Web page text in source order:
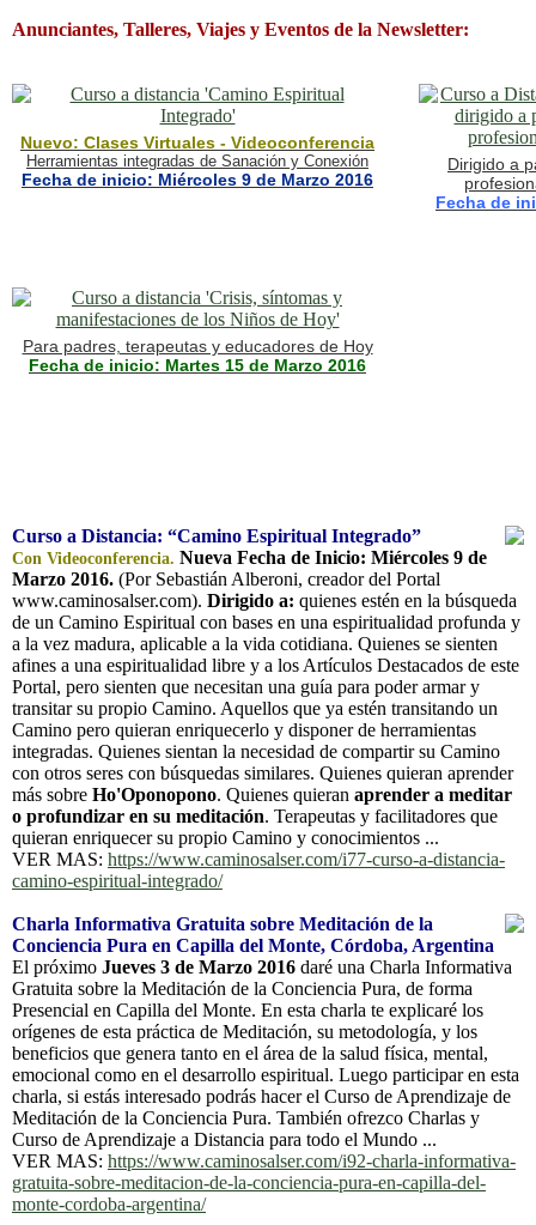
Anunciantes, Talleres, Viajes y Eventos de la Newsletter:
Nuevo: Clases Virtuales - Videoconferencia
Herramientas integradas de Sanación y Conexión
Fecha de inicio: Miércoles 9 de Marzo 2016
Dirigido a
Fecha de
Para padres, terapeutas y educadores de Hoy
Fecha de inicio: Martes 15 de Marzo 2016
Curso a Distancia: “Camino Espiritual Integrado”
Con Videoconferencia. Nueva Fecha de Inicio: Miércoles 9 de
Marzo 2016. (Por Sebastián Alberoni, creador del Portal
www.caminosalser.com). Dirigido a: quienes estén en la búsqueda
de un Camino Espiritual con bases en una espiritualidad profunda y
a la vez madura, aplicable a la vida cotidiana. Quienes se sienten
afines a una espiritualidad libre y a los Artículos Destacados de este
Portal, pero sienten que necesitan una guía para poder armar y
transitar su propio Camino. Aquellos que ya estén transitando un
Camino pero quieran enriquecerlo y disponer de herramientas
integradas. Quienes sientan la necesidad de compartir su Camino
con otros seres con búsquedas similares. Quienes quieran aprender
más sobre Ho'Oponopono. Quienes quieran aprender a meditar
o profundizar en su meditación. Terapeutas y facilitadores que
quieran enriquecer su propio Camino y conocimientos ...
VER MAS: https://www.caminosalser.com/i77-curso-a-distancia-
camino-espiritual-integrado/
Charla Informativa Gratuita sobre Meditación de la
Conciencia Pura en Capilla del Monte, Córdoba, Argentina
El próximo Jueves 3 de Marzo 2016 daré una Charla Informativa
Gratuita sobre la Meditación de la Conciencia Pura, de forma
Presencial en Capilla del Monte. En esta charla te explicaré los
orígenes de esta práctica de Meditación, su metodología, y los
beneficios que genera tanto en el área de la salud física, mental,
emocional como en el desarrollo espiritual. Luego participar en esta
charla, si estás interesado podrás hacer el Curso de Aprendizaje de
Meditación de la Conciencia Pura. También ofrezco Charlas y
Curso de Aprendizaje a Distancia para todo el Mundo ...
VER MAS: https://www.caminosalser.com/i92-charla-informativa-
gratuita-sobre-meditacion-de-la-conciencia-pura-en-capilla-del-
monte-cordoba-argentina/